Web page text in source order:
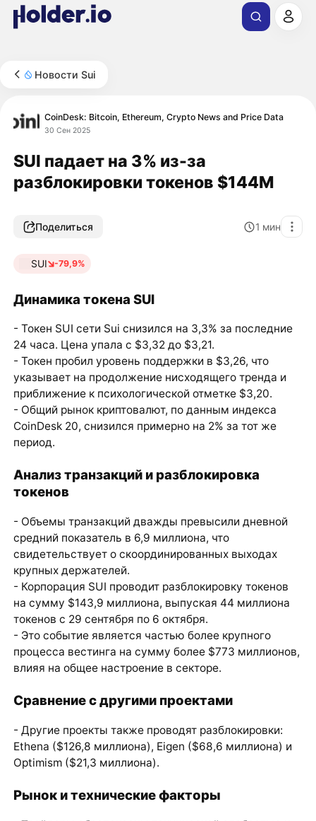
Новости Sui
CoinDesk: Bitcoin, Ethereum, Crypto News and Price Data
30 Сен 2025
SUI падает на 3% из-за
разблокировки токенов $144M
Поделиться 1 мин
SUI -79,9%
Динамика токена SUI
- Токен SUI сети Sui снизился на 3,3% за последние
24 часа. Цена упала с $3,32 до $3,21.
- Токен пробил уровень поддержки в $3,26, что
указывает на продолжение нисходящего тренда и
приближение к психологической отметке $3,20.
- Общий рынок криптовалют, по данным индекса
CoinDesk 20, снизился примерно на 2% за тот же
период.
Анализ транзакций и разблокировка
токенов
- Объемы транзакций дважды превысили дневной
средний показатель в 6,9 миллиона, что
свидетельствует о скоординированных выходах
крупных держателей.
- Корпорация SUI проводит разблокировку токенов
на сумму $143,9 миллиона, выпуская 44 миллиона
токенов с 29 сентября по 6 октября.
- Это событие является частью более крупного
процесса вестинга на сумму более $773 миллионов,
влияя на общее настроение в секторе.
Сравнение с другими проектами
- Другие проекты также проводят разблокировки:
Ethena ($126,8 миллиона), Eigen ($68,6 миллиона) и
Optimism ($21,3 миллиона).
Рынок и технические факторы